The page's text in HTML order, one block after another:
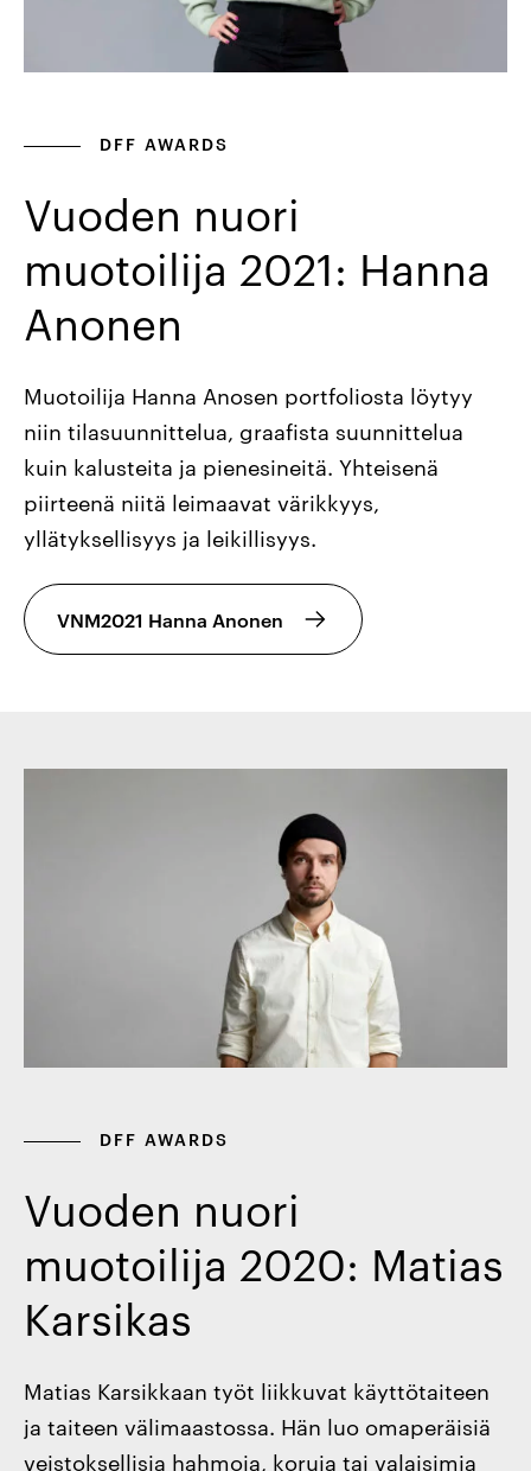
DFF AWARDS
Vuoden nuori
muotoilija 2021: Hanna
Anonen
Muotoilija Hanna Anosen portfoliosta löytyy
niin tilasuunnittelua, graafista suunnittelua
kuin kalusteita ja pienesineitä. Yhteisenä
piirteenä niitä leimaavat värikkyys,
yllätyksellisyys ja leikillisyys.
VNM2021 Hanna Anonen
DFF AWARDS
Vuoden nuori
muotoilija 2020: Matias
Karsikas
Matias Karsikkaan työt liikkuvat käyttötaiteen
ja taiteen välimaastossa. Hän luo omaperäisiä
veistoksellisia hahmoja, koruja tai valaisimia